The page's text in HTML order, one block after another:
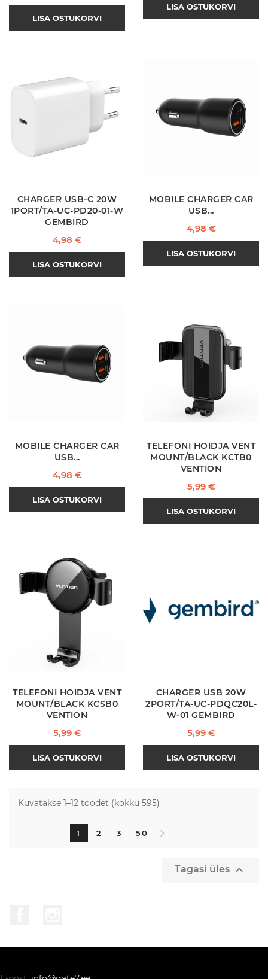
LISA OSTUKORVI
LISA OSTUKORVI
CHARGER USB-C 20W
1PORT/TA-UC-PD20-01-W
GEMBIRD
Hind
4,98 €
LISA OSTUKORVI
MOBILE CHARGER CAR
USB...
Hind
4,98 €
LISA OSTUKORVI
MOBILE CHARGER CAR
USB...
Hind
4,98 €
LISA OSTUKORVI
TELEFONI HOIDJA VENT
MOUNT/BLACK KCTB0
VENTION
Hind
5,99 €
LISA OSTUKORVI
TELEFONI HOIDJA VENT
MOUNT/BLACK KCSB0
VENTION
Hind
5,99 €
LISA OSTUKORVI
CHARGER USB 20W
2PORT/TA-UC-PDQC20L-
W-01 GEMBIRD
Hind
5,99 €
LISA OSTUKORVI
Kuvatakse 1–12 toodet (kokku 595)
1 2 3 50
Tagasi üles 